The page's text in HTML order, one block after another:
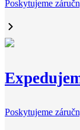
Poskytujeme
Poskytujeme